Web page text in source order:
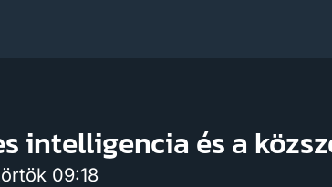
intelligencia és a
09:18